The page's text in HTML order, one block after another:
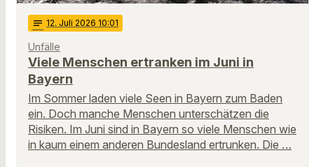
notes 12. Juli 2026 10:01
Unfälle
Viele Menschen ertranken im Juni in
Bayern
Im Sommer laden viele Seen in Bayern zum Baden
ein. Doch manche Menschen unterschätzen die
Risiken. Im Juni sind in Bayern so viele Menschen wie
in kaum einem anderen Bundesland ertrunken. Die …